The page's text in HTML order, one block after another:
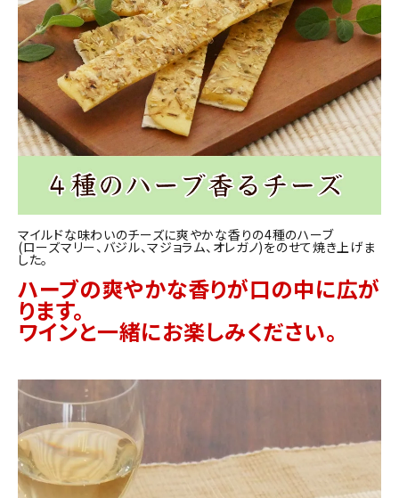
お問い合わせ
ご利用ガイド
直営店
マイルドな味わいのチーズに爽やかな香りの4種のハーブ
(ローズマリー、バジル、マジョラム、オレガノ)をのせて焼き上げま
した。
ハーブの爽やかな香りが口の中に広が
ります。
ワインと一緒にお楽しみください。